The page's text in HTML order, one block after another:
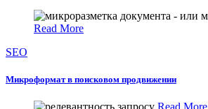
Read More
SEO
Микроформат в поисковом продвижении
Read More